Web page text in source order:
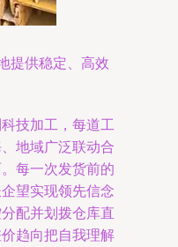
提供稳定、高效
技加工，每道工
地域广泛联动合
每一次发货前的
望实现领先信念
配并划拨仓库直
趋向把自我理解